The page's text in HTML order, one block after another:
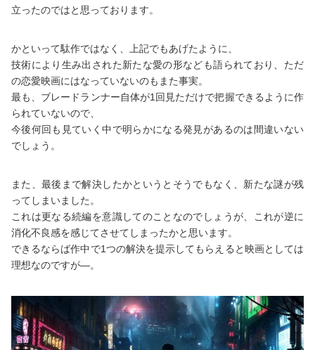
立ったのではと思っております。
かといって駄作ではなく、上記でもあげたように、
技術により生み出された新たな愛の形なども語られており、ただ
の恋愛映画にはなっていないのもまた事実。
最も、ブレードランナー自体が1回見ただけで把握できるように作
られていないので、
今後何回も見ていく中で明らかになる発見があるのは間違いない
でしょう。
また、最後まで解決したかというとそうでもなく、新たな謎が残
ってしまいました。
これは更なる続編を意識してのことなのでしょうが、これが逆に
消化不良感を感じてさせてしまったかと思います。
できるならば作中で1つの解決を提示してもらえると映画としては
理想なのですが―。